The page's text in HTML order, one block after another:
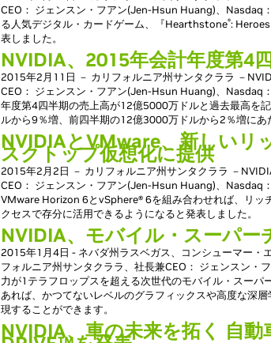
CEO： ジェンスン・フアン(Jen-Hsun Huang)、Nasdaq
る人気デジタル・カードゲーム、『Hearthstone®:
表しました。
NVIDIA、2015年会計年度第4
2015年2月11日 － カリフォルニア州サンタクララ －
CEO： ジェンスン・フアン(Jen-Hsun Huang)、
年度第4四半期の売上高が12億5000万ドルと過去最高を
ルから9％増、前四半期の12億3000万ドルから2％増にあ
NVIDIAとVMware、新しいリ
スクトップ仮想化に提供
2015年2月2日 － カリフォルニア州サンタクララ －
CEO： ジェンスン・フアン(Jen-Hsun Huang)、
VMware Horizon 6とvSphere® 6を組み合わせれば、リッ
クセスで存分に活用できるようになると発表しました。
NVIDIA、モバイル・スーパー
2015年1月4日 - ネバダ州ラスベガス、コンシューマー・
フォルニア州サンタクララ、社長兼CEO： ジェンスン
力が1テラフロップスを超える次世代のモバイル・スー
あれば、かつてないレベルのグラフィックスや高度な深
現することができます。
NVIDIA、車の未来を拓く 自